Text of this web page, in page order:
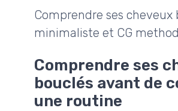
Comprendre ses
minimaliste et CG
Comprendre ses
bouclés avant de
une routine